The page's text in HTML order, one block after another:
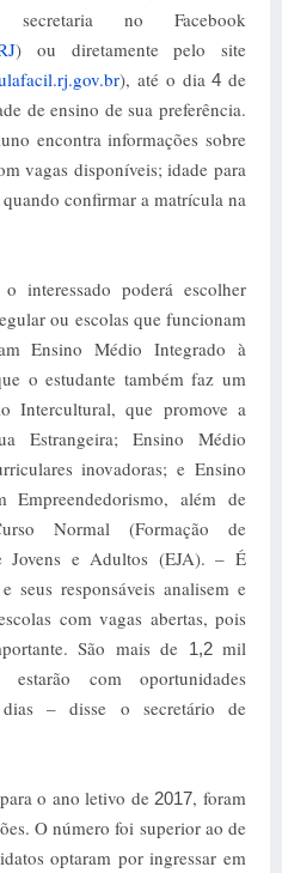
no Facebook
) ou diretamente pelo site
), até o dia4 de
de ensino de sua preferência.
encontra informações sobre
vagas disponíveis; idade para
confirmar a matrícula na
interessado poderá escolher
ou escolas que funcionam
Ensino Médio Integrado à
o estudante também faz um
Intercultural, que promove a
Estrangeira; Ensino Médio
inovadoras; e Ensino
Empreendedorismo, além de
Normal (Formação de
Jovens e Adultos (EJA). – É
seus responsáveis analisem e
com vagas abertas, pois
São mais de 1,2mil
com oportunidades
– disse o secretário de
o ano letivo de 2017, foram
O número foi superior ao de
optaram por ingressar em